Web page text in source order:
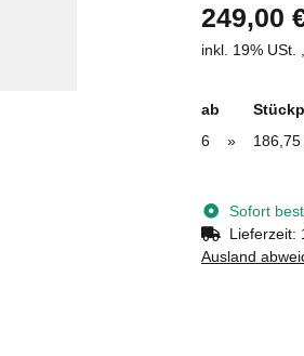
249,00
inkl. 19% USt.
ab
6
» 186,75
Sofort
Lieferzeit:
Ausland